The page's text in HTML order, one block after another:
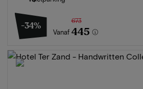
-34%
Vanaf
673
445